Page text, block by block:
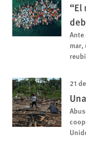
mar,
21